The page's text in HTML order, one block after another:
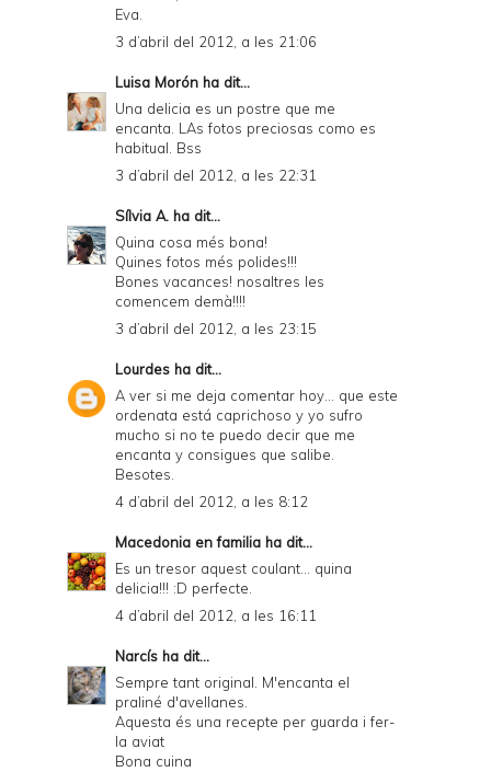
Eva.
3 d’abril del 2012, a les 21:06
Luisa Morón ha dit...
Una delicia es un postre que me
encanta. LAs fotos preciosas como es
habitual. Bss
3 d’abril del 2012, a les 22:31
Sílvia A. ha dit...
Quina cosa més bona!
Quines fotos més polides!!!
Bones vacances! nosaltres les
comencem demà!!!!
3 d’abril del 2012, a les 23:15
Lourdes ha dit...
A ver si me deja comentar hoy... que este
ordenata está caprichoso y yo sufro
mucho si no te puedo decir que me
encanta y consigues que salibe.
Besotes.
4 d’abril del 2012, a les 8:12
Macedonia en familia ha dit...
Es un tresor aquest coulant... quina
delicia!!! :D perfecte.
4 d’abril del 2012, a les 16:11
Narcís ha dit...
Sempre tant original. M'encanta el
praliné d'avellanes.
Aquesta és una recepte per guarda i fer-
la aviat
Bona cuina